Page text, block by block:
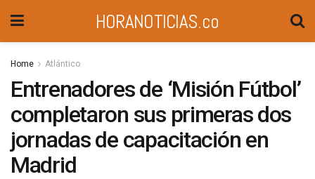
HORANOTICIAS.co
Home Atlántico
Entrenadores de ‘Misión Fútbol’
completaron sus primeras dos
jornadas de capacitación en
Madrid